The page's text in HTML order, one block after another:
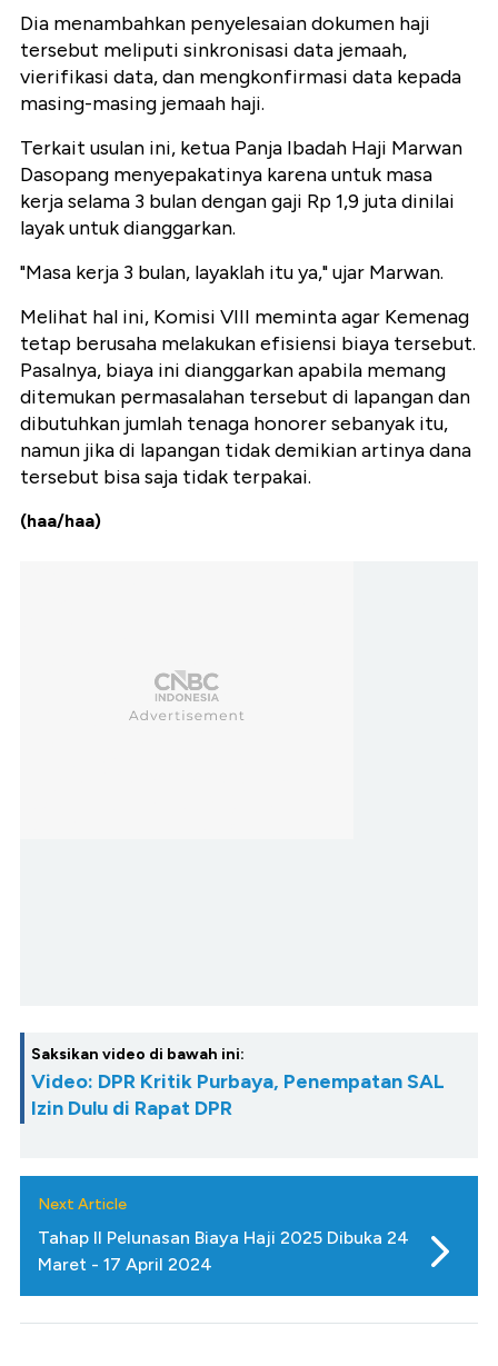
Dia menambahkan penyelesaian dokumen haji
tersebut meliputi sinkronisasi data jemaah,
vierifikasi data, dan mengkonfirmasi data kepada
masing-masing jemaah haji.
Terkait usulan ini, ketua Panja Ibadah Haji Marwan
Dasopang menyepakatinya karena untuk masa
kerja selama 3 bulan dengan gaji Rp 1,9 juta dinilai
layak untuk dianggarkan.
"Masa kerja 3 bulan, layaklah itu ya," ujar Marwan.
Melihat hal ini, Komisi VIII meminta agar Kemenag
tetap berusaha melakukan efisiensi biaya tersebut.
Pasalnya, biaya ini dianggarkan apabila memang
ditemukan permasalahan tersebut di lapangan dan
dibutuhkan jumlah tenaga honorer sebanyak itu,
namun jika di lapangan tidak demikian artinya dana
tersebut bisa saja tidak terpakai.
(haa/haa)
Saksikan video di bawah ini:
Video: DPR Kritik Purbaya, Penempatan SAL
Izin Dulu di Rapat DPR
Next Article
Tahap II Pelunasan Biaya Haji 2025 Dibuka 24
Maret - 17 April 2024